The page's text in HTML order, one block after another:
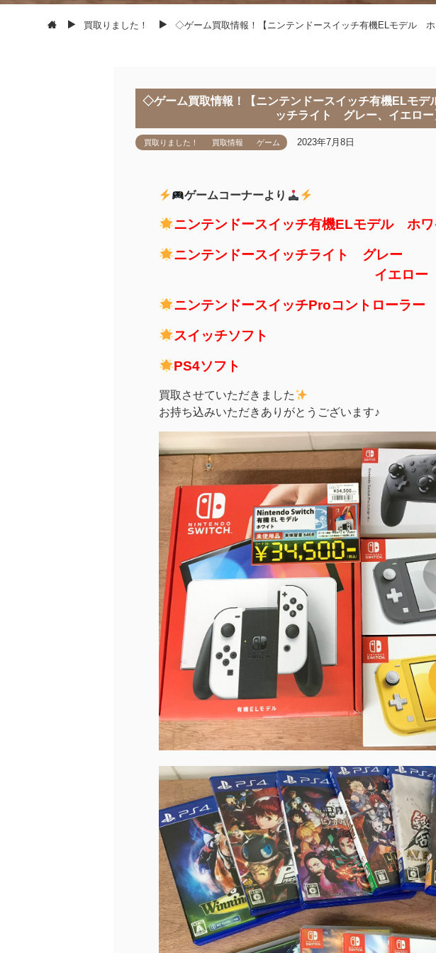
買取りました！ ◇ゲーム買取情報！【ニンテンドースイッチ有機ELモデル
◇ゲーム買取情報！【ニンテンドースイッチ有機ELモ
ッチライト グレー、イエロ
買取りました！ 買取情報 ゲーム 2023年7月8日
ゲームコーナーより
ニンテンドースイッチ有機ELモデル ホワ
ニンテンドースイッチライト グレー
イエロー
ニンテンドースイッチProコントローラー
スイッチソフト
PS4ソフト
買取させていただきました
お持ち込みいただきありがとうございます♪